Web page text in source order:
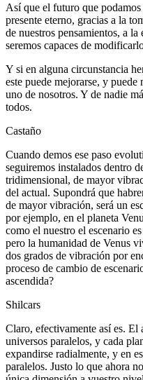
Así que el futuro que
presente eterno, gracias a la
de nuestros pensamientos, a
seremos capaces de
Y si en alguna circunstancia
este puede mejorarse, y
uno de nosotros. Y de nadie
todos.
Castaño
Cuando demos ese paso
seguiremos instalados dentro
tridimensional, de mayor
del actual. Supondrá que
de mayor vibración, será un
por ejemplo, en el planeta
como el nuestro el escenario
pero la humanidad de Venus
dos grados de vibración por
proceso de cambio de
ascendida?
Shilcars
Claro, efectivamente así es.
universos paralelos, y cada
expandirse radialmente, y en
paralelos. Justo lo que ahora